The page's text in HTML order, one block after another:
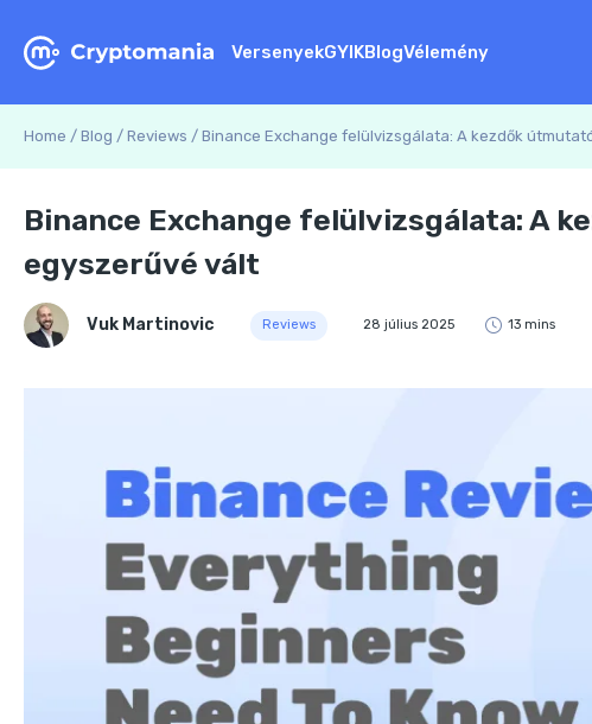
VersenyekGYIKBlogVélemény
Home / Blog / Reviews / Binance Exchange felülvizsgálata: A kezdők
Binance Exchange felülvizsgálata: A
egyszerűvé vált
Vuk Martinovic Reviews 28 július 2025 13 mins